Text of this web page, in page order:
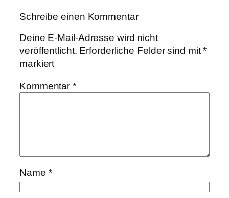
Schreibe einen Kommentar
Deine E-Mail-Adresse wird nicht
veröffentlicht. Erforderliche Felder sind mit*
markiert
Kommentar*
Name *